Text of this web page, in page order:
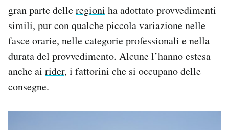
gran parte delleregioni ha adottato provvedimenti
simili, pur con qualche piccola variazione nelle
fasce orarie, nelle categorie professionali e nella
durata del provvedimento. Alcune l’hanno estesa
anche ai rider, i fattorini che si occupano delle
consegne.